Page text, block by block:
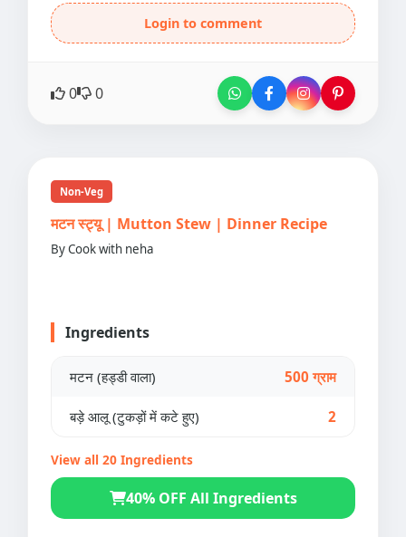
Login to comment
0 0
Non-Veg
मटन स्ट्यू | Mutton Stew | Dinner Recipe
By Cook with neha
Ingredients
मटन (हड्डी वाला) 500 ग्राम
बड़े आलू (टुकड़ों में कटे हुए) 2
View all 20 Ingredients
40% OFF All Ingredients